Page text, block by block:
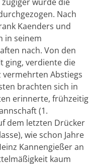
Nach
Kaenders und
in seinem
nach. Von den
ging, verdiente die
vermehrten Abstiegs
brachten sich in
erinnerte, frühzeitig
(1.
dem letzten Drücker
wie schon Jahre
Kannengießer an
kaum